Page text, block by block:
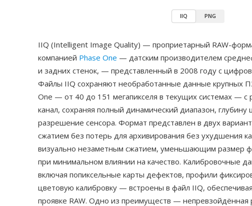
IIQ PNG
IIQ (Intelligent Image Quality) — проприетарный RAW-
компанией Phase One — датским производителем
и задних стенок, — представленный в 2008 году с
Файлы IIQ сохраняют необработанные данные крупных
One — от 40 до 151 мегапикселя в текущих системах — с
канал, сохраняя полный динамический диапазон, глубину
разрешение сенсора. Формат представлен в двух
сжатием без потерь для архивирования без ухудшения
визуально незаметным сжатием, уменьшающим размер
при минимальном влиянии на качество. Калибровочные
включая попиксельные карты дефектов, профили
цветовую калибровку — встроены в файл IIQ,
проявке RAW. Одно из преимуществ —